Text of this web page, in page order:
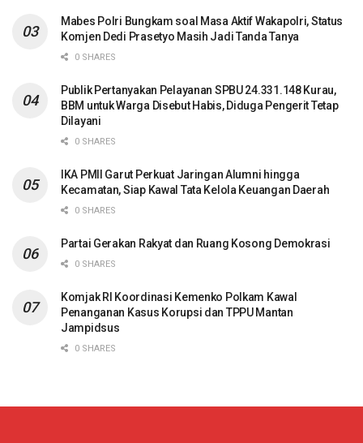
Mabes Polri Bungkam soal Masa Aktif Wakapolri, Status
Komjen Dedi Prasetyo Masih Jadi Tanda Tanya
0 SHARES
Publik Pertanyakan Pelayanan SPBU 24.331.148 Kurau,
BBM untuk Warga Disebut Habis, Diduga Pengerit Tetap
Dilayani
0 SHARES
IKA PMII Garut Perkuat Jaringan Alumni hingga
Kecamatan, Siap Kawal Tata Kelola Keuangan Daerah
0 SHARES
Partai Gerakan Rakyat dan Ruang Kosong Demokrasi
0 SHARES
Komjak RI Koordinasi Kemenko Polkam Kawal
Penanganan Kasus Korupsi dan TPPU Mantan
Jampidsus
0 SHARES